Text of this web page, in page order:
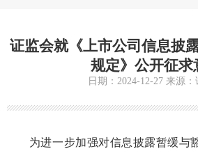
证监会就《上市公司信息披
规定》公开征求
日期：2024-12-27 来源：
为进一步加强对信息披露暂缓与